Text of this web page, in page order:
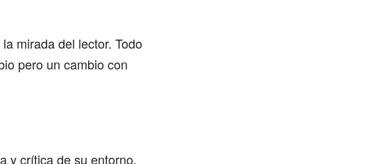
mirada del lector. Todo
pero un cambio con
y crítica de su entorno,